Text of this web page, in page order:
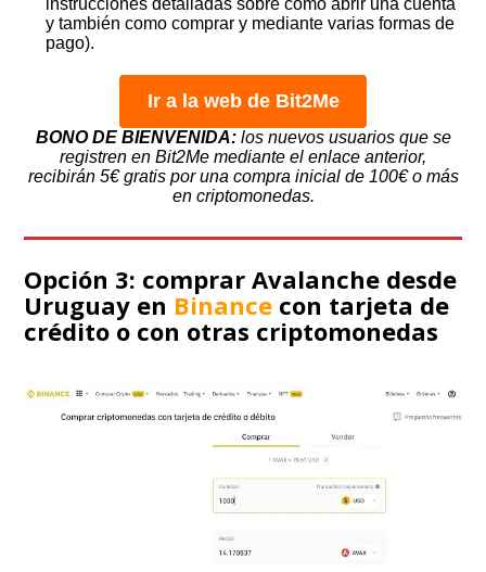
y también como comprar y mediante varias formas de
pago).
Ir a la web de Bit2Me
BONO DE BIENVENIDA: los nuevos usuarios que se
registren en Bit2Me mediante el enlace anterior,
recibirán 5€ gratis por una compra inicial de 100€ o más
en criptomonedas.
Opción 3: comprar Avalanche desde
Uruguay en Binance con tarjeta de
crédito o con otras criptomonedas